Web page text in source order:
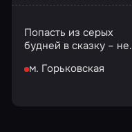
Попасть из серых
будней в сказку –
невозможного…
м. Горьковская